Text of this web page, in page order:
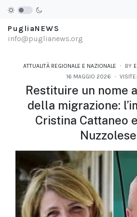
PugliaNEWS
info@puglianews.org
ATTUALITÀ REGIONALE E NAZIONALE BY
16 MAGGIO 2026
Restituire un nome
della migrazione:
Cristina Cattaneo
Nuzzolese